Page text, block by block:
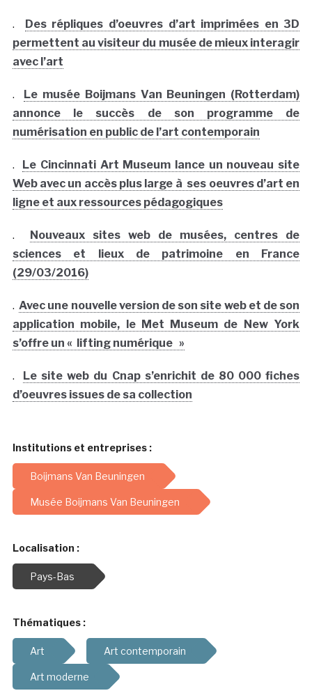
. Des répliques d’oeuvres d’art imprimées en 3D
permettent au visiteur du musée de mieux interagir
avec l’art
. Le musée Boijmans Van Beuningen (Rotterdam)
annonce le succès de son programme de
numérisation en public de l’art contemporain
. Le Cincinnati Art Museum lance un nouveau site
Web avec un accès plus large à ses oeuvres d’art en
ligne et aux ressources pédagogiques
. Nouveaux sites web de musées, centres de
sciences et lieux de patrimoine en France
(29/03/2016)
. Avec une nouvelle version de son site web et de son
application mobile, le Met Museum de New York
s’offre un « lifting numérique »
. Le site web du Cnap s’enrichit de 80 000 fiches
d’oeuvres issues de sa collection
Institutions et entreprises :
Boijmans Van Beuningen
Musée Boijmans Van Beuningen
Localisation :
Pays-Bas
Thématiques :
Art Art contemporain
Art moderne